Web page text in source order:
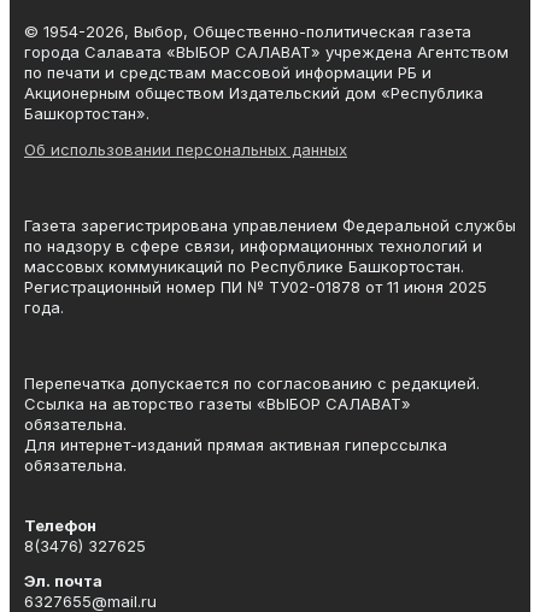
© 1954-2026, Выбор, Общественно-политическая газета
города Салавата «ВЫБОР САЛАВАТ» учреждена Агентством
по печати и средствам массовой информации РБ и
Акционерным обществом Издательский дом «Республика
Башкортостан».
Об использовании персональных данных
Газета зарегистрирована управлением Федеральной службы
по надзору в сфере связи, информационных технологий и
массовых коммуникаций по Республике Башкортостан.
Регистрационный номер ПИ № ТУ02-01878 от 11 июня 2025
года.
Перепечатка допускается по согласованию с редакцией.
Ссылка на авторство газеты «ВЫБОР САЛАВАТ»
обязательна.
Для интернет-изданий прямая активная гиперссылка
обязательна.
Телефон
8(3476) 327625
Эл. почта
6327655@mail.ru